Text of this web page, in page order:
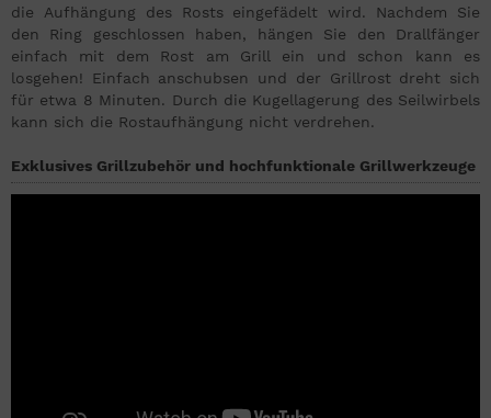
die Aufhängung des Rosts eingefädelt wird. Nachdem Sie
den Ring geschlossen haben, hängen Sie den Drallfänger
einfach mit dem Rost am Grill ein und schon kann es
losgehen! Einfach anschubsen und der Grillrost dreht sich
für etwa 8 Minuten. Durch die Kugellagerung des Seilwirbels
kann sich die Rostaufhängung nicht verdrehen.
Exklusives Grillzubehör und hochfunktionale Grillwerkzeuge